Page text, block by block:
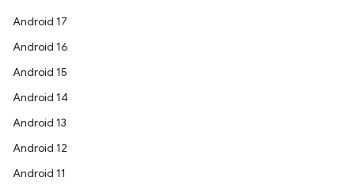
Android 17
Android 16
Android 15
Android 14
Android 13
Android 12
Android 11